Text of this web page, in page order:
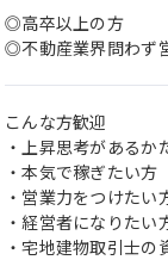
◎高卒以上の方
◎不動産業界問わず
こんな方歓迎
・上昇思考があるか
・本気で稼ぎたい方
・営業力をつけたい
・経営者になりたい
・宅地建物取引士の